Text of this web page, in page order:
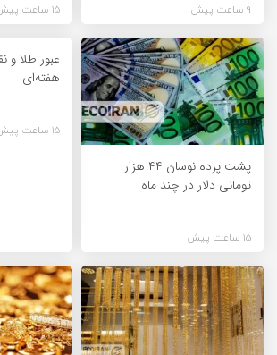
9 ساعت پیش 15 ساعت پیش
پشت پرده نوسان ۴۴ هزار
تومانی دلار در چند ماه
15 ساعت پیش
عبور طلا و
هفته‌ای
15 ساعت پیش